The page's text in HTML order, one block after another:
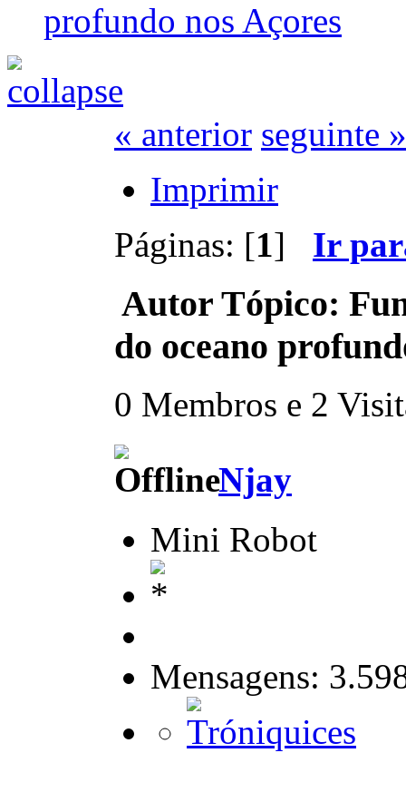
profundo nos Açores
« anterior seguinte »
Imprimir
Páginas: [1] Ir
Autor Tópico:
do oceano
0 Membros e 2
Njay
Mini Robot
Mensagens: